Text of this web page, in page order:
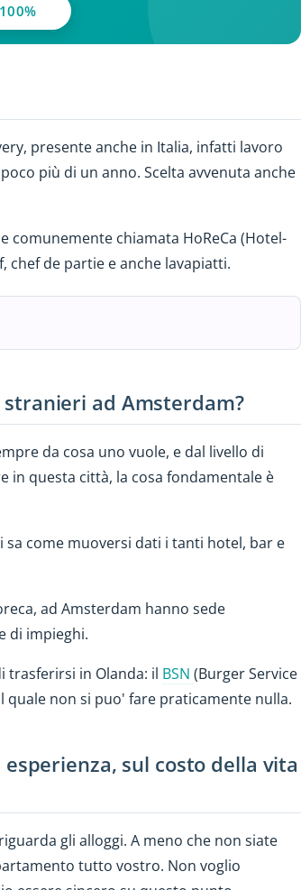
presente anche in Italia, infatti lavoro
più di un anno. Scelta avvenuta anche
chiamata HoReCa (Hotel-
chef de partie e anche lavapiatti.
ad Amsterdam?
da cosa uno vuole, e dal livello di
in questa città, la cosa fondamentale è
come muoversi dati i tanti hotel, bar e
ad Amsterdam hanno sede
di impieghi.
trasferirsi in Olanda: il BSN (Burger Service
quale non si puo' fare praticamente nulla.
sul costo della vita
gli alloggi. A meno che non siate
tutto vostro. Non voglio